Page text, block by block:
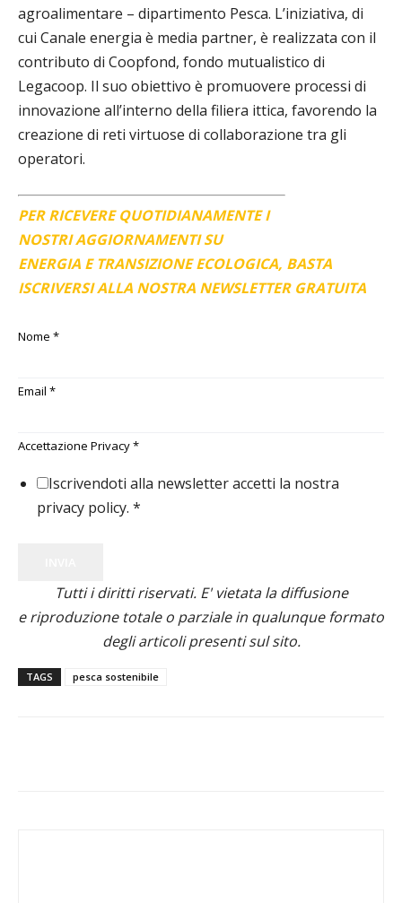
agroalimentare – dipartimento Pesca. L’iniziativa, di
cui Canale energia è media partner, è realizzata con il
contributo di Coopfond, fondo mutualistico di
Legacoop. Il suo obiettivo è promuovere processi di
innovazione all’interno della filiera ittica, favorendo la
creazione di reti virtuose di collaborazione tra gli
operatori.
PER RICEVERE QUOTIDIANAMENTE I
NOSTRI AGGIORNAMENTI SU
ENERGIA E TRANSIZIONE ECOLOGICA, BASTA
ISCRIVERSI ALLA NOSTRA NEWSLETTER GRATUITA
Nome *
Email *
Accettazione Privacy*
Iscrivendoti alla newsletter accetti la nostra
privacy policy. *
Tutti i diritti riservati. E' vietata la diffusione
e riproduzione totale o parziale in qualunque formato
degli articoli presenti sul sito.
TAGS pesca sostenibile